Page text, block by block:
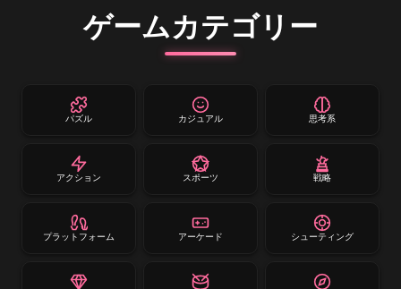
ゲームカテゴリー
パズル カジュアル 思考系
アクション スポーツ 戦略
プラットフォーム アーケード シューティング